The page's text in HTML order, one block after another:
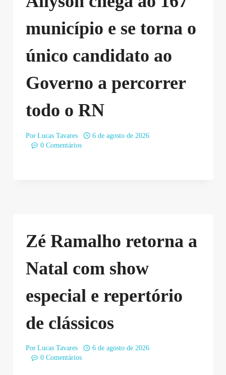
município e se torna o
único candidato ao
Governo a percorrer
todo o RN
Por Lucas Tavares
6 de agosto de 2026
0 Comentários
Zé Ramalho retorna a
Natal com show
especial e repertório
de clássicos
Por Lucas Tavares
6 de agosto de 2026
0 Comentários